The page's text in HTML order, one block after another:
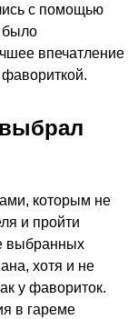
с помощью
было
впечатление
фавориткой.
которым не
и пройти
выбранных
хотя и не
у фавориток.
в гареме